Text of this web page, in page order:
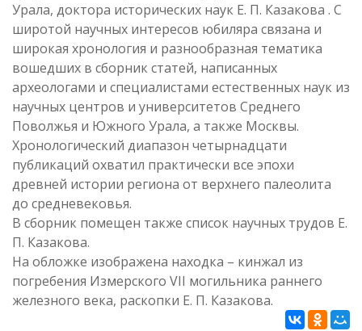
Урала, доктора исторических наук Е. П. Казакова . С
широтой научных интересов юбиляра связана и
широкая хронология и разнообразная тематика
вошедших в сборник статей, написанных
археологами и специалистами естественных наук из
научных центров и университетов Среднего
Поволжья и Южного Урала, а также Москвы.
Хронологический диапазон четырнадцати
публикаций охватил практически все эпохи
древней истории региона от верхнего палеолита
до средневековья.
В сборник помещен также список научных трудов Е.
П. Казакова.
На обложке изображена находка – кинжал из
погребения Измерского VII могильника раннего
железного века, раскопки Е. П. Казакова.